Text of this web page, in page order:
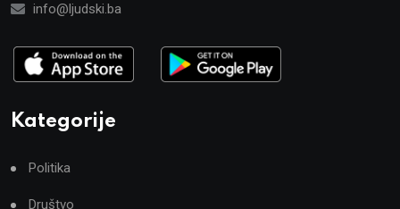
info@ljudski.ba
Kategorije
Politika
Društvo